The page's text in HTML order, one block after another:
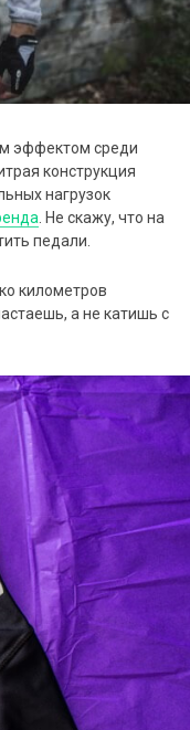
эффектом среди
конструкция
нагрузок
. Не скажу, что на
педали.
километров
а не катишь с